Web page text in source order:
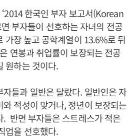
한국인 부자 보고서(Korean
부자들이 선호하는 자녀의 전공
가장 높고 공학계열이 13.6%로 뒤
연봉과 취업률이 보장되는 전공
원하는 것이다.
들과 일반은 달랐다. 일반인은 자
적성이 맞거나, 정년이 보장되는
. 반면 부자들은 스트레스가 적은
업을 선호했다.